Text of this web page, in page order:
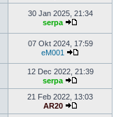
30 Jan 2025, 21:34
serpa
07 Okt 2024, 17:59
eM001
12 Dec 2022, 21:39
serpa
21 Feb 2022, 13:03
AR20